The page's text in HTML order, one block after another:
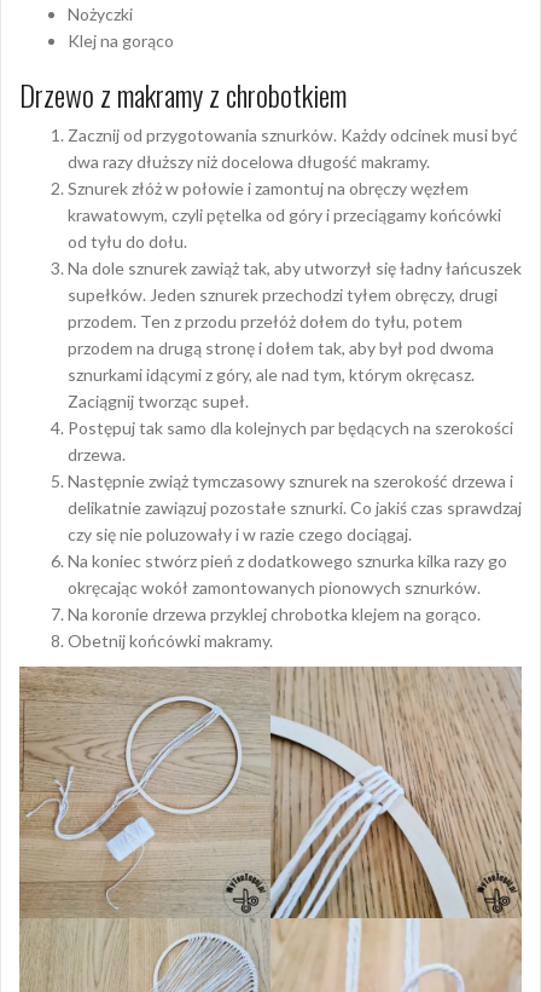
Nożyczki
Klej na gorąco
Drzewo z makramy z chrobotkiem
Zacznij od przygotowania sznurków. Każdy odcinek musi być
dwa razy dłuższy niż docelowa długość makramy.
Sznurek złóż w połowie i zamontuj na obręczy węzłem
krawatowym, czyli pętelka od góry i przeciągamy końcówki
od tyłu do dołu.
Na dole sznurek zawiąż tak, aby utworzył się ładny łańcuszek
supełków. Jeden sznurek przechodzi tyłem obręczy, drugi
przodem. Ten z przodu przełóż dołem do tyłu, potem
przodem na drugą stronę i dołem tak, aby był pod dwoma
sznurkami idącymi z góry, ale nad tym, którym okręcasz.
Zaciągnij tworząc supeł.
Postępuj tak samo dla kolejnych par będących na szerokości
drzewa.
Następnie zwiąż tymczasowy sznurek na szerokość drzewa i
delikatnie zawiązuj pozostałe sznurki. Co jakiś czas sprawdzaj
czy się nie poluzowały i w razie czego dociągaj.
Na koniec stwórz pień z dodatkowego sznurka kilka razy go
okręcając wokół zamontowanych pionowych sznurków.
Na koronie drzewa przyklej chrobotka klejem na gorąco.
Obetnij końcówki makramy.